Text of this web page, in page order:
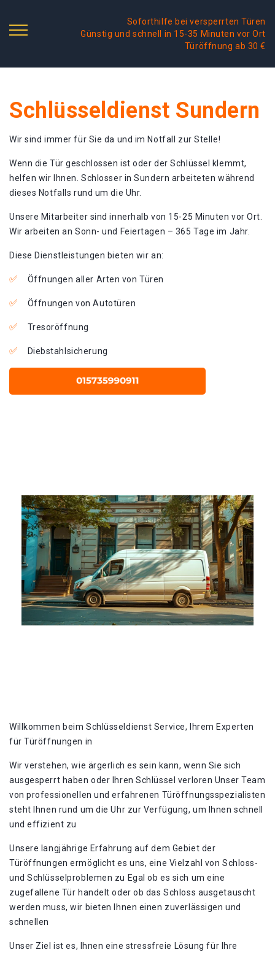
Soforthilfe bei versperrten Türen
Günstig und schnell in 15-35 Minuten vor Ort
Türöffnung ab 30 €
Schlüsseldienst Sundern
Wir sind immer für Sie da und im Notfall zur Stelle!
Wenn die Tür geschlossen ist oder der Schlüssel klemmt,
helfen wir Ihnen. Schlosser in Sundern arbeiteten während
dieses Notfalls rund um die Uhr.
Unsere Mitarbeiter sind innerhalb von 15-25 Minuten vor Ort.
Wir arbeiten an Sonn- und Feiertagen – 365 Tage im Jahr.
Diese Dienstleistungen bieten wir an:
Öffnungen aller Arten von Türen
Öffnungen von Autotüren
Tresoröffnung
Diebstahlsicherung
Willkommen beim Schlüsseldienst Service, Ihrem Experten
für Türöffnungen in
Wir verstehen, wie ärgerlich es sein kann, wenn Sie sich
ausgesperrt haben oder Ihren Schlüssel verloren Unser Team
von professionellen und erfahrenen Türöffnungsspezialisten
steht Ihnen rund um die Uhr zur Verfügung, um Ihnen schnell
und effizient zu
Unsere langjährige Erfahrung auf dem Gebiet der
Türöffnungen ermöglicht es uns, eine Vielzahl von Schloss-
und Schlüsselproblemen zu Egal ob es sich um eine
zugefallene Tür handelt oder ob das Schloss ausgetauscht
werden muss, wir bieten Ihnen einen zuverlässigen und
schnellen
Unser Ziel ist es, Ihnen eine stressfreie Lösung für Ihre